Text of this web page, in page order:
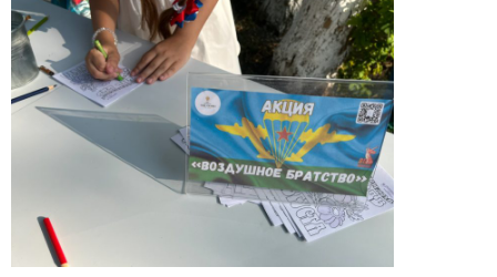
детского
сада
«Звездочка»
рассказали
о
героизме
десантников